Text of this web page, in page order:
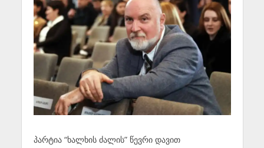
პარტია “ხალხის ძალის” წევრი დავით